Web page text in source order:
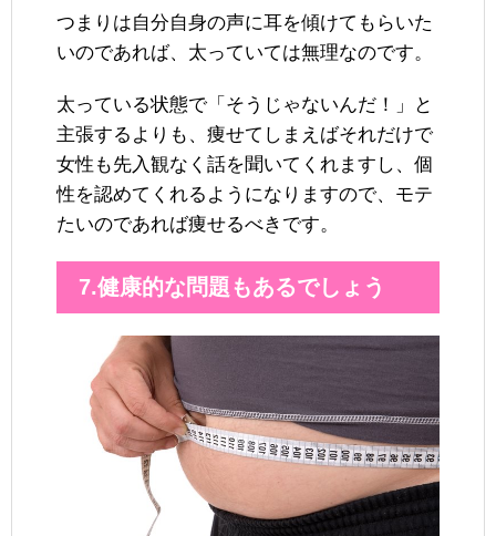
つまりは自分自身の声に耳を傾けてもらいた
いのであれば、太っていては無理なのです。
太っている状態で「そうじゃないんだ！」と
主張するよりも、痩せてしまえばそれだけで
女性も先入観なく話を聞いてくれますし、個
性を認めてくれるようになりますので、モテ
たいのであれば痩せるべきです。
7.健康的な問題もあるでしょう